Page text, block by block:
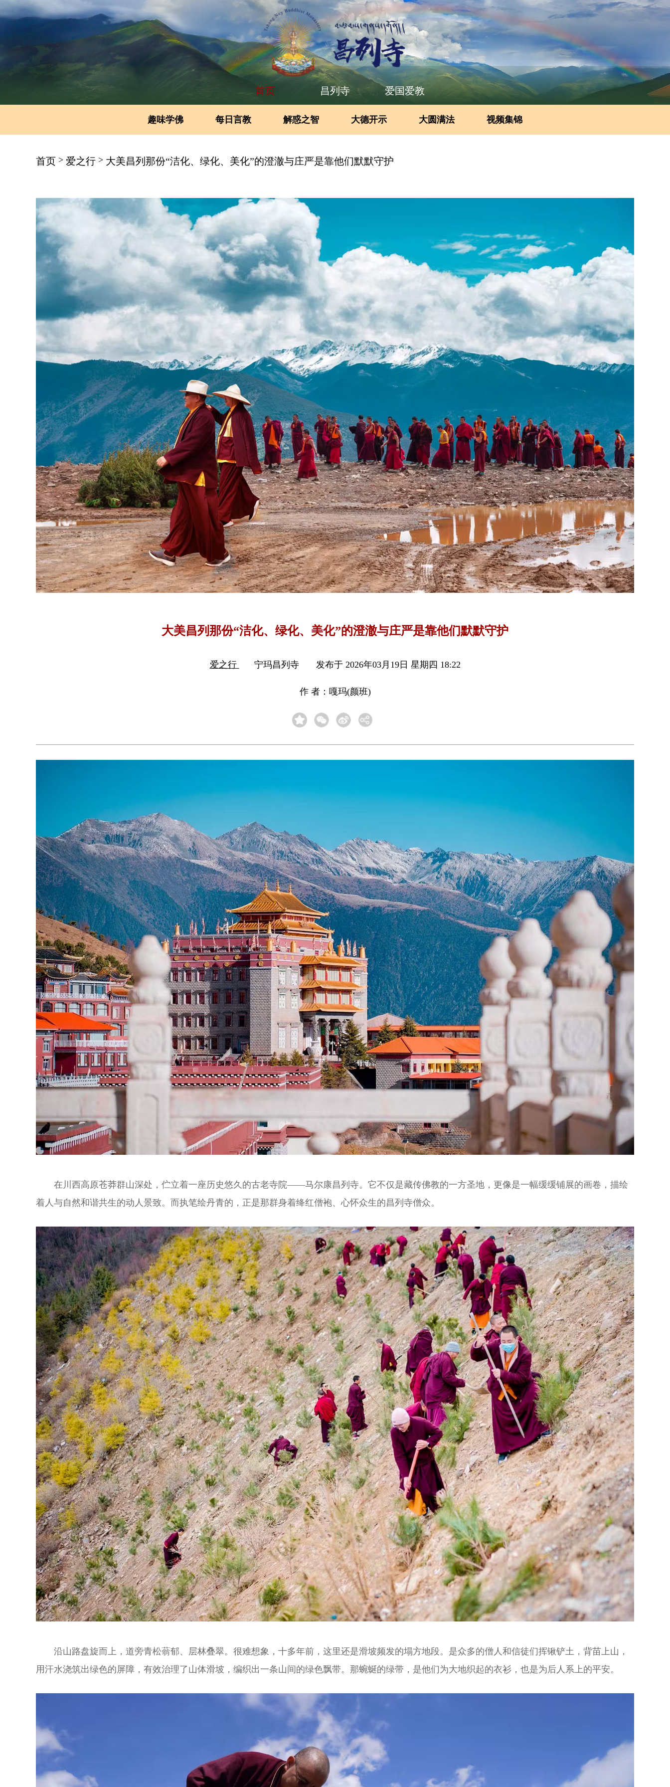
首页 昌列寺 爱国爱教
趣味学佛 每日言教 解惑之智 大德开示 大圆满法 视频集锦
首页 > 爱之行 > 大美昌列那份“洁化、绿化、美化”的澄澈与庄严是靠他们默默守护
大美昌列那份“洁化、绿化、美化”的澄澈与庄严是靠他们默默守护
爱之行 宁玛昌列寺 发布于 2026年03月19日 星期四 18:22
作 者：嘎玛(颜班)
在川西高原苍莽群山深处，伫立着一座历史悠久的古老寺院——马尔康昌列寺。它不仅是藏传佛教的一方圣地，更像是一幅缓缓铺展的画卷，描绘
着人与自然和谐共生的动人景致。而执笔绘丹青的，正是那群身着绛红僧袍、心怀众生的昌列寺僧众。
沿山路盘旋而上，道旁青松蓊郁、层林叠翠。很难想象，十多年前，这里还是滑坡频发的塌方地段。是众多的僧人和信徒们挥锹铲土，背苗上山，
用汗水浇筑出绿色的屏障，有效治理了山体滑坡，编织出一条山间的绿色飘带。那蜿蜒的绿带，是他们为大地织起的衣衫，也是为后人系上的平安。